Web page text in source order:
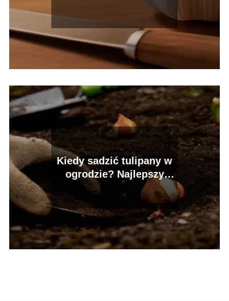
Kiedy sadzić tulipany w
ogrodzie? Najlepszy
termin!